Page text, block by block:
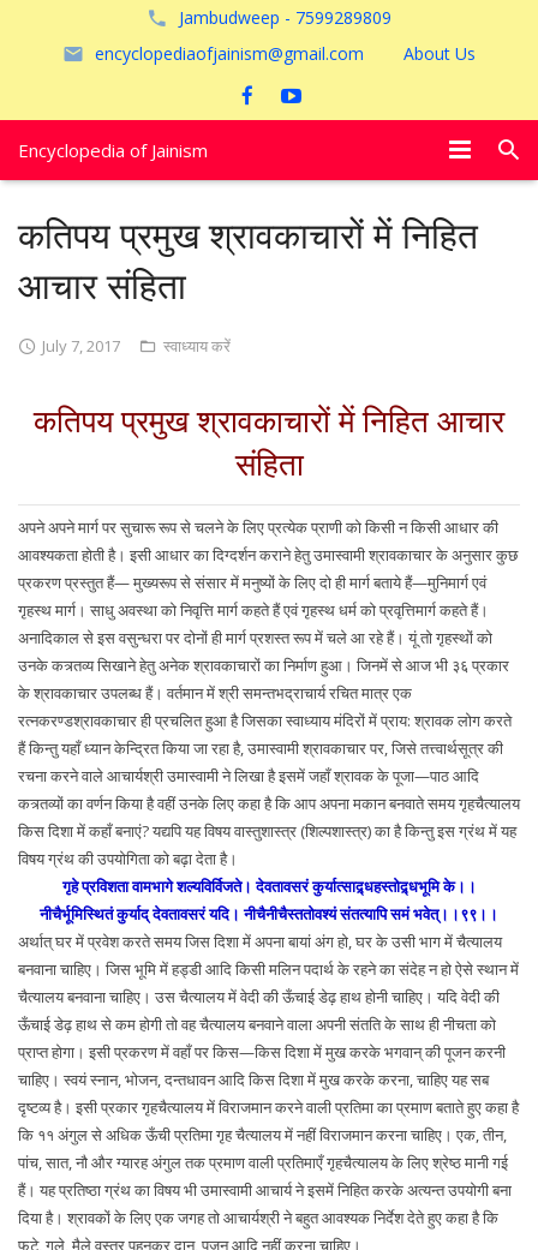
Jambudweep - 7599289809
encyclopediaofjainism@gmail.com
About Us
Encyclopedia of Jainism
कतिपय प्रमुख श्रावकाचारों में निहित
आचार संहिता
July 7, 2017 स्वाध्याय करें
कतिपय प्रमुख श्रावकाचारों में निहित आचार
संहिता
अपने अपने मार्ग पर सुचारू रूप से चलने के लिए प्रत्येक प्राणी को किसी न किसी आधार की
आवश्यकता होती है। इसी आधार का दिग्दर्शन कराने हेतु उमास्वामी श्रावकाचार के अनुसार कुछ
प्रकरण प्रस्तुत हैं— मुख्यरूप से संसार में मनुष्यों के लिए दो ही मार्ग बताये हैं—मुनिमार्ग एवं
गृहस्थ मार्ग। साधु अवस्था को निवृत्ति मार्ग कहते हैं एवं गृहस्थ धर्म को प्रवृत्तिमार्ग कहते हैं।
अनादिकाल से इस वसुन्धरा पर दोनों ही मार्ग प्रशस्त रूप में चले आ रहे हैं। यूं तो गृहस्थों को
उनके कत्र्तव्य सिखाने हेतु अनेक श्रावकाचारों का निर्माण हुआ। जिनमें से आज भी ३६ प्रकार
के श्रावकाचार उपलब्ध हैं। वर्तमान में श्री समन्तभद्राचार्य रचित मात्र एक
रत्नकरण्डश्रावकाचार ही प्रचलित हुआ है जिसका स्वाध्याय मंदिरों में प्राय: श्रावक लोग करते
हैं किन्तु यहाँ ध्यान केन्द्रित किया जा रहा है, उमास्वामी श्रावकाचार पर, जिसे तत्त्वार्थसूत्र की
रचना करने वाले आचार्यश्री उमास्वामी ने लिखा है इसमें जहाँ श्रावक के पूजा—पाठ आदि
कत्र्तव्यों का वर्णन किया है वहीं उनके लिए कहा है कि आप अपना मकान बनवाते समय गृहचैत्यालय
किस दिशा में कहाँ बनाएं? यद्यपि यह विषय वास्तुशास्त्र (शिल्पशास्त्र) का है किन्तु इस ग्रंथ में यह
विषय ग्रंथ की उपयोगिता को बढ़ा देता है।
गृहे प्रविशता वामभागे शल्यविर्विजते। देवतावसरं कुर्यात्साद्र्धहस्तोद्र्धभूमि के।।
नीचैर्भूमिस्थितं कुर्याद् देवतावसरं यदि। नीचैनीचैस्ततोवश्यं संतत्यापि समं भवेत्।।९९।।
अर्थात् घर में प्रवेश करते समय जिस दिशा में अपना बायां अंग हो, घर के उसी भाग में चैत्यालय
बनवाना चाहिए। जिस भूमि में हड्डी आदि किसी मलिन पदार्थ के रहने का संदेह न हो ऐसे स्थान में
चैत्यालय बनवाना चाहिए। उस चैत्यालय में वेदी की ऊँचाई डेढ़ हाथ होनी चाहिए। यदि वेदी की
ऊँचाई डेढ़ हाथ से कम होगी तो वह चैत्यालय बनवाने वाला अपनी संतति के साथ ही नीचता को
प्राप्त होगा। इसी प्रकरण में वहाँ पर किस—किस दिशा में मुख करके भगवान् की पूजन करनी
चाहिए। स्वयं स्नान, भोजन, दन्तधावन आदि किस दिशा में मुख करके करना, चाहिए यह सब
दृष्टव्य है। इसी प्रकार गृहचैत्यालय में विराजमान करने वाली प्रतिमा का प्रमाण बताते हुए कहा है
कि ११ अंगुल से अधिक ऊँची प्रतिमा गृह चैत्यालय में नहीं विराजमान करना चाहिए। एक, तीन,
पांच, सात, नौ और ग्यारह अंगुल तक प्रमाण वाली प्रतिमाएँ गृहचैत्यालय के लिए श्रेष्ठ मानी गई
हैं। यह प्रतिष्ठा ग्रंथ का विषय भी उमास्वामी आचार्य ने इसमें निहित करके अत्यन्त उपयोगी बना
दिया है। श्रावकों के लिए एक जगह तो आचार्यश्री ने बहुत आवश्यक निर्देश देते हुए कहा है कि
फटे, गले, मैले वस्त्र पहनकर दान, पूजन आदि नहीं करना चाहिए।